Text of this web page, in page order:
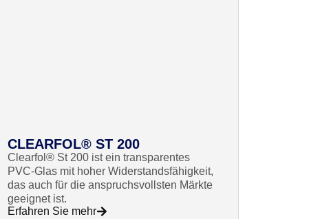
CLEARFOL® ST 200
Clearfol® St 200 ist ein transparentes
PVC-Glas mit hoher Widerstandsfähigkeit,
das auch für die anspruchsvollsten Märkte
geeignet ist.
Erfahren Sie mehr